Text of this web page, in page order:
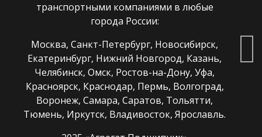
транспортными компаниями в любые
города России:
Москва, Санкт-Петербург, Новосибирск,
Екатеринбург, Нижний Новгород, Казань,
Челябинск, Омск, Ростов-на-Дону, Уфа,
Красноярск, Краснодар, Пермь, Волгоград,
Воронеж, Самара, Саратов, Тольятти,
Тюмень, Иркутск, Владивосток, Ярославль.